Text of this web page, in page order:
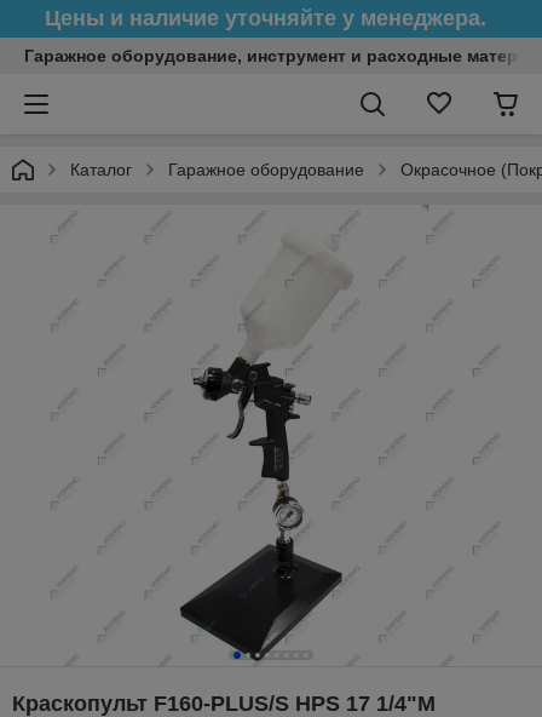
Цены и наличие уточняйте у менеджера.
Гаражное оборудование, инструмент и расходные
Каталог Гаражное оборудование Окрасочное
Краскопульт F160-PLUS/S HPS 17 1/4"M